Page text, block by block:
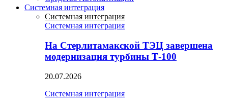
Системная интеграция
Системная интеграция
Системная интеграция
На Стерлитамакской ТЭЦ завершена
модернизация турбины Т-100
20.07.2026
Системная интеграция